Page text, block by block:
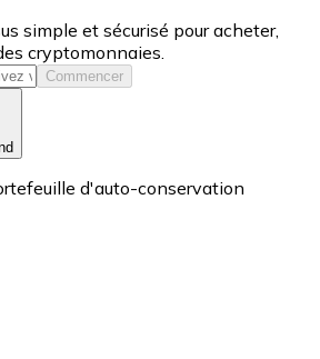
simple et sécurisé pour acheter,
cryptomonnaies.
Commencer
d'auto-conservation